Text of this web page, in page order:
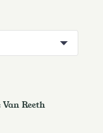
Van Reeth